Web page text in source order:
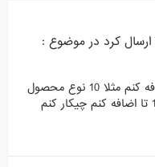
ارسال کرد در موضوع :
ممنون از پاسخ اما تعداد را چطوری اضافه کنم مثلا 10 نوع محصول